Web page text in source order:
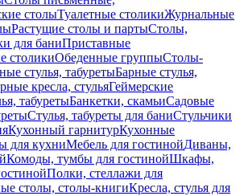
столыТуалетные столикиЖурнальные
Растущие столы и партыСтолы,
для баниПриставные
столикиОбеденные группыСтолы-
стулья, табуретыБарные стулья,
кресла, стульяГеймерские
табуретыБанкетки, скамьиСадовые
Стулья, табуреты для баниСтульчики
Кухонный гарнитурКухонные
для кухниМебель для гостинойДиваны,
Комоды, тумбы для гостинойШкафы,
Полки, стеллажи для
столы, столы-книгиКресла, стулья для